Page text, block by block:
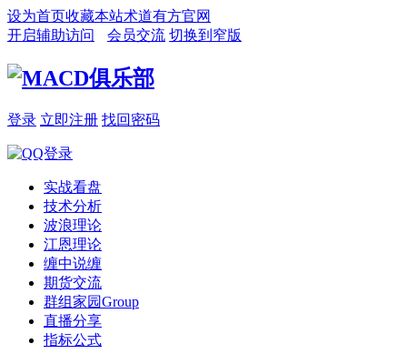
设为首页收藏本站术道有方官网
开启辅助访问
会员交流 切换到窄版
登录 立即注册 找回密码
实战看盘
技术分析
波浪理论
江恩理论
缠中说缠
期货交流
群组家园Group
直播分享
指标公式